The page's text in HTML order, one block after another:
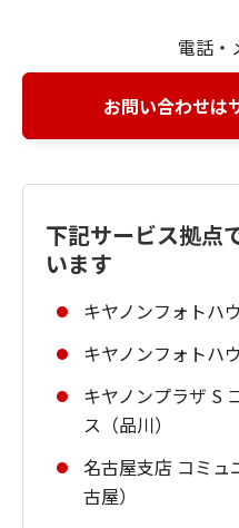
電話・
お問い合わせは
下記サービス拠点
います
キヤノンフォトハ
キヤノンフォトハ
キヤノンプラザ S
ス（品川）
名古屋支店 コミュ
古屋）